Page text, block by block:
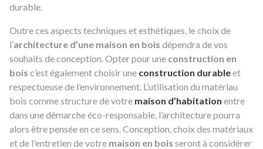
durable.
Outre ces aspects techniques et esthétiques, le choix de
l’architecture d’une maison en bois dépendra de vos
souhaits de conception. Opter pour une construction en
bois c’est également choisir une construction durableet
respectueuse de l’environnement. L’utilisation du matériau
bois comme structure de votre maison d’habitation entre
dans une démarche éco-responsable, l’architecture pourra
alors être pensée en ce sens. Conception, choix des matériaux
et de l'entretien de votre maison en bois seront à considérer